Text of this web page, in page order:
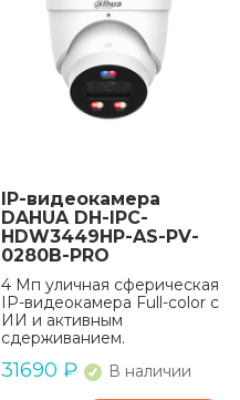
IP-видеокамера
DAHUA DH-IPC-
HDW3449HP-AS-PV-
0280B-PRO
4 Mп уличная сферическая
IP-видеокамера Full-color с
ИИ и активным
сдерживанием.
31690 ₽ В наличии